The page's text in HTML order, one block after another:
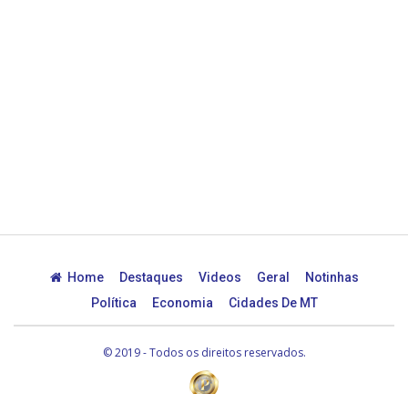
Home Destaques Videos Geral
Notinhas
Política
Economia Cidades De MT
© 2019 - Todos os direitos reservados.